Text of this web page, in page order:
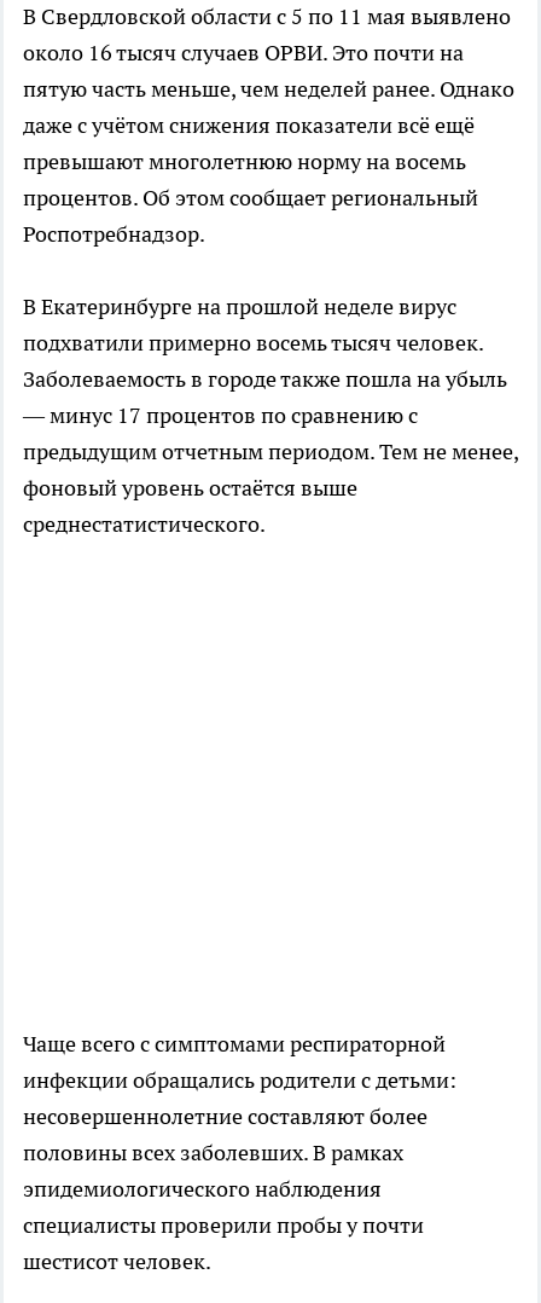
В Свердловской области с 5 по 11 мая выявлено
около 16 тысяч случаев ОРВИ. Это почти на
пятую часть меньше, чем неделей ранее. Однако
даже с учётом снижения показатели всё ещё
превышают многолетнюю норму на восемь
процентов. Об этом сообщает региональный
Роспотребнадзор.
В Екатеринбурге на прошлой неделе вирус
подхватили примерно восемь тысяч человек.
Заболеваемость в городе также пошла на убыль
— минус 17 процентов по сравнению с
предыдущим отчетным периодом. Тем не менее,
фоновый уровень остаётся выше
среднестатистического.
Чаще всего с симптомами респираторной
инфекции обращались родители с детьми:
несовершеннолетние составляют более
половины всех заболевших. В рамках
эпидемиологического наблюдения
специалисты проверили пробы у почти
шестисот человек.